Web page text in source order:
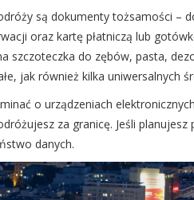
są dokumenty tożsamości –
oraz kartę płatniczą lub
szczoteczka do zębów, pasta,
jak również kilka uniwersalnych
o urządzeniach
za granicę. Jeśli
danych.